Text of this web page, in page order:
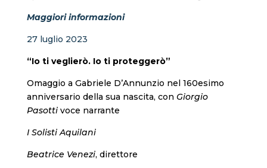
Maggiori informazioni
27 luglio 2023
“Io ti veglierò. Io ti proteggerò”
Omaggio a Gabriele D’Annunzio nel 160esimo
anniversario della sua nascita, con Giorgio
Pasottivoce narrante
I Solisti Aquilani
Beatrice Venezi, direttore